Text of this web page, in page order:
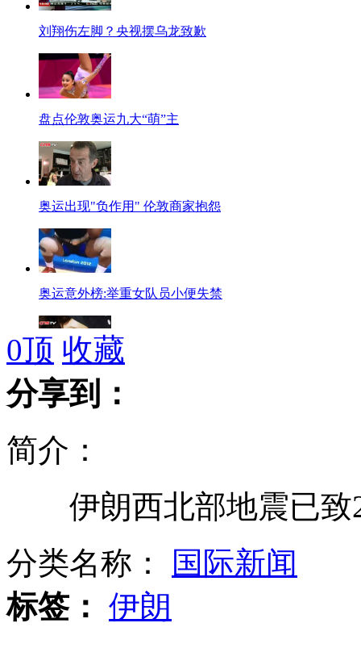
刘翔伤左脚？央视摆乌龙致歉
盘点伦敦奥运九大“萌”主
奥运出现"负作用" 伦敦商家抱怨
奥运意外榜:举重女队员小便失禁
盘点：伦敦奥运会上的美女选手
流星雨“绽放” 每小时近百颗
各国申诉结果大盘点：中国最受伤
0顶 收藏
分享到：
简介：
伊朗西北部地震已致
分类名称：
国际新闻
标签： 伊朗